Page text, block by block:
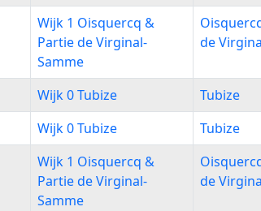
Wijk 1 Oisquercq &
Partie de Virginal-
Samme
de
Wijk 0 Tubize
Tubize
Wijk 0 Tubize
Tubize
Wijk 1 Oisquercq &
Partie de Virginal-
Samme
de